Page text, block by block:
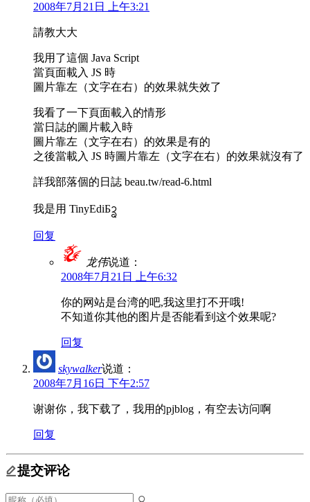
2008年7月21日 上午3:21
請教大大
我用了這個 Java Script
當頁面載入 JS 時
圖片靠左（文字在右）的效果就失效了
我看了一下頁面載入的情形
當日誌的圖片載入時
圖片靠左（文字在右）的效果是有的
之後當載入 JS 時圖片靠左（文字在右）的效果就沒有了
詳我部落個的日誌 beau.tw/read-6.html
我是用 TinyEdiƂᩄ
回复
龙伟说道：
2008年7月21日 上午6:32
你的网站是台湾的吧,我这里打不开哦!
不知道你其他的图片是否能看到这个效果呢?
回复
skywalker说道：
2008年7月16日 下午2:57
谢谢你，我下载了，我用的pjblog，有空去访问啊
回复
提交评论